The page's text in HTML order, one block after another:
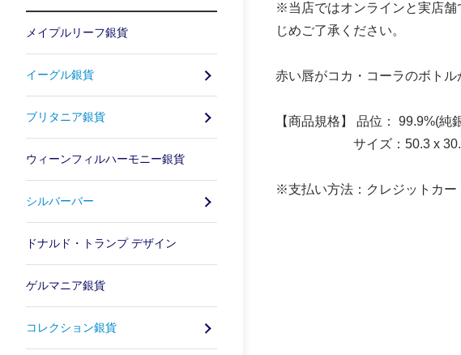
メイプルリーフ銀貨
イーグル銀貨
ブリタニア銀貨
ウィーンフィルハーモニー銀貨
シルバーバー
ドナルド・トランプ デザイン
ゲルマニア銀貨
コレクション銀貨
※当店ではオンラインと実店舗
じめご了承ください。
赤い唇がコカ・コーラのボト
【商品規格】 品位： 99.9%(
サイズ：50.3 x 30.3
※支払い方法：クレジットカー